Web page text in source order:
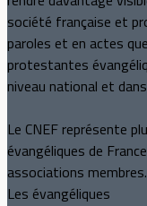
société française et
paroles et en actes
protestantes
niveau national et
Le CNEF représente
évangéliques de
associations membres.
Les évangéliques